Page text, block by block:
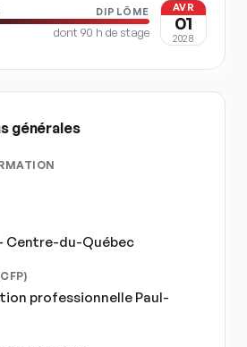
DIPLÔME
dont 90 h de stage
AVR
01
2028
générales
Centre-du-Québec
professionnelle Paul-